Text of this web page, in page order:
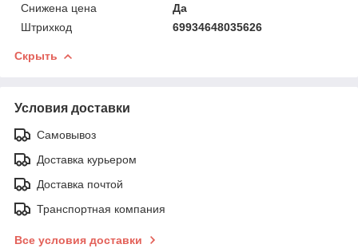
Снижена цена
Да
Штрихкод
69934648035626
Скрыть
Условия доставки
Самовывоз
Доставка курьером
Доставка почтой
Транспортная компания
Все условия доставки